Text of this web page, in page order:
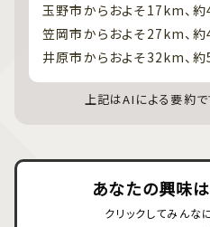
玉野市からおよそ17km、
笠岡市からおよそ27km、
井原市からおよそ32km、
上記はAIによる要約で
あなたの興味は
クリックしてみんな